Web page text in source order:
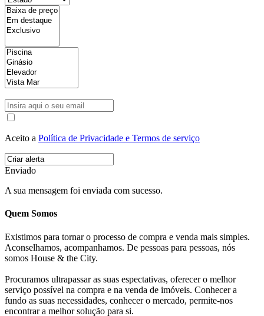
Aceito a Política de Privacidade e Termos de serviço
Enviado
A sua mensagem foi enviada com sucesso.
Quem Somos
Existimos para tornar o processo de compra e venda mais simples.
Aconselhamos, acompanhamos. De pessoas para pessoas, nós
somos House & the City.
Procuramos ultrapassar as suas espectativas, oferecer o melhor
serviço possível na compra e na venda de imóveis. Conhecer a
fundo as suas necessidades, conhecer o mercado, permite-nos
encontrar a melhor solução para si.